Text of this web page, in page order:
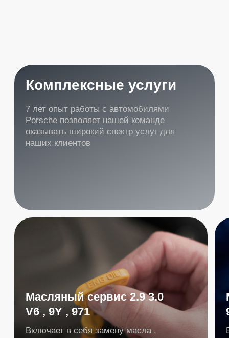
Масляный сервис 2.9 3.0
Включает в себя замену масла ,
масляного фильтра , сливной пробки и
салонного фильтра Используем
оригинальные материалы
Масляный
Включает в себя
масляного фильтра,
салонного фильтра.
оригинальные
Стоимость ремонта
двигателя Porsche